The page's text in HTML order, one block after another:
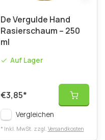
De Vergulde Hand
Rasierschaum – 250
ml
Auf Lager
€3,85*
Vergleichen
* Inkl. MwSt. zzgl. Versandkosten